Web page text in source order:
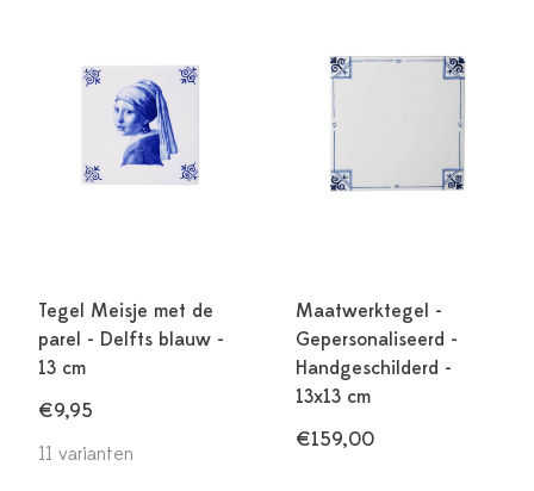
Tegel Meisje met de
parel - Delfts blauw -
13 cm
€9,95
11 varianten
Maatwerktegel -
Gepersonaliseerd -
Handgeschilderd -
13x13 cm
€159,00